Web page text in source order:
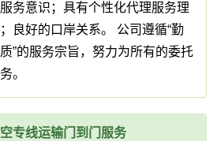
意识；具有个性化代理服务理
良好的口岸关系。 公司遵循“勤
”的服务宗旨，努力为所有的委托
。
专线运输门到门服务